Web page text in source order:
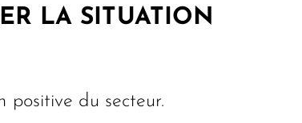
LA SITUATION
positive du secteur.